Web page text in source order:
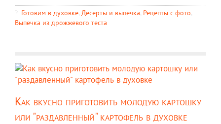
Готовим в духовке, Десерты и выпечка, Рецепты c фото,
Выпечка из дрожжевого теста
Как вкусно приготовить молодую картошку
или "раздавленный" картофель в духовке